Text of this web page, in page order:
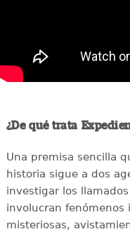
¿De qué trata
Una premisa sencilla
historia sigue a dos
investigar los
involucran fenómenos
misteriosas,